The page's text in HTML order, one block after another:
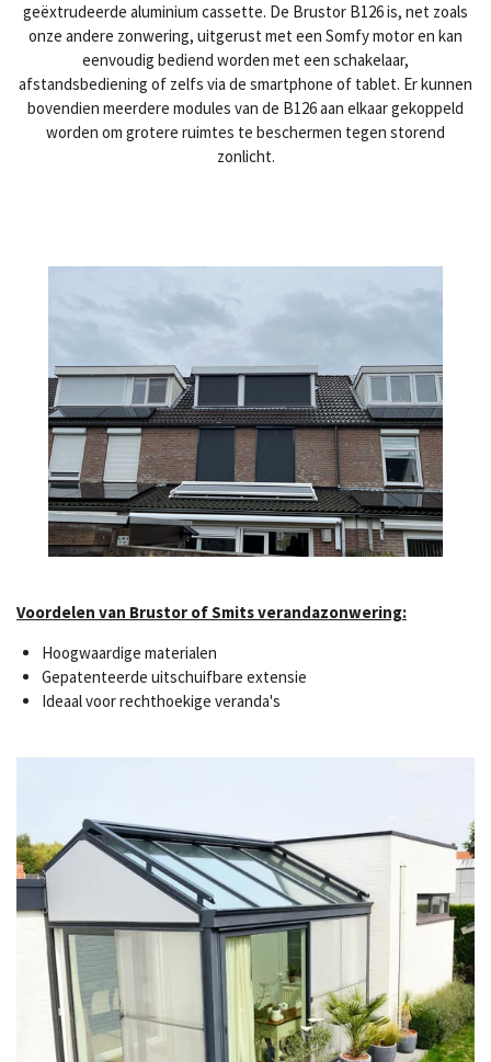
geëxtrudeerde aluminium cassette. De Brustor B126 is, net zoals
onze andere zonwering, uitgerust met een Somfy motor en kan
eenvoudig bediend worden met een schakelaar,
afstandsbediening of zelfs via de smartphone of tablet. Er kunnen
bovendien meerdere modules van de B126 aan elkaar gekoppeld
worden om grotere ruimtes te beschermen tegen storend
zonlicht.
Voordelen van Brustor of Smits verandazonwering:
Hoogwaardige materialen
Gepatenteerde uitschuifbare extensie
Ideaal voor rechthoekige veranda's